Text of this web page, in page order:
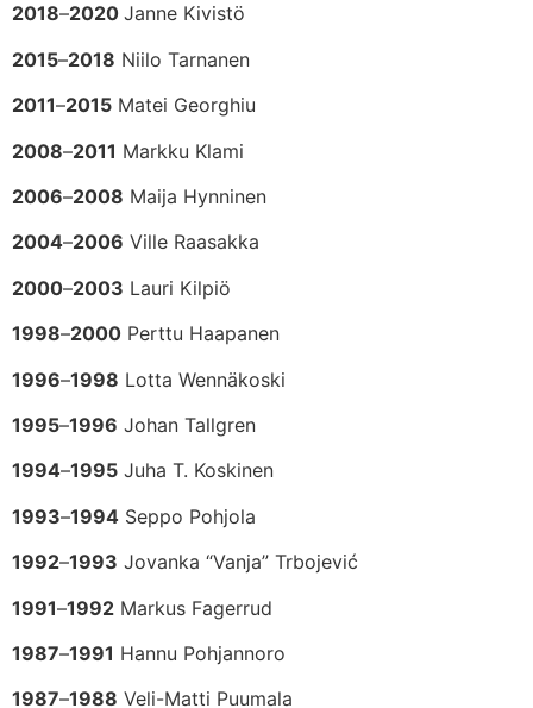
2018–2020 Janne Kivistö
2015–2018 Niilo Tarnanen
2011–2015 Matei Georghiu
2008–2011 Markku Klami
2006–2008 Maija Hynninen
2004–2006 Ville Raasakka
2000–2003 Lauri Kilpiö
1998–2000 Perttu Haapanen
1996–1998 Lotta Wennäkoski
1995–1996 Johan Tallgren
1994–1995 Juha T. Koskinen
1993–1994 Seppo Pohjola
1992–1993 Jovanka “Vanja” Trbojević
1991–1992 Markus Fagerrud
1987–1991 Hannu Pohjannoro
1987–1988 Veli-Matti Puumala